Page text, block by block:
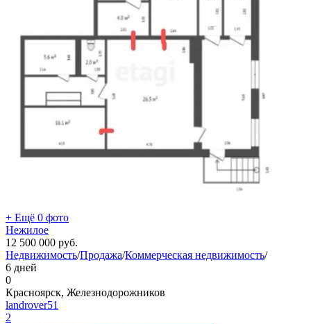
+ Ещё 0 фото
Нежилое
12 500 000 руб.
Недвижимость/Продажа/Коммерческая недвижимость/
6 дней
0
Красноярск, Железнодорожников
landrover51
2